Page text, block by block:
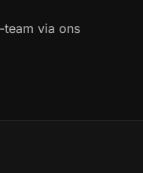
team via ons